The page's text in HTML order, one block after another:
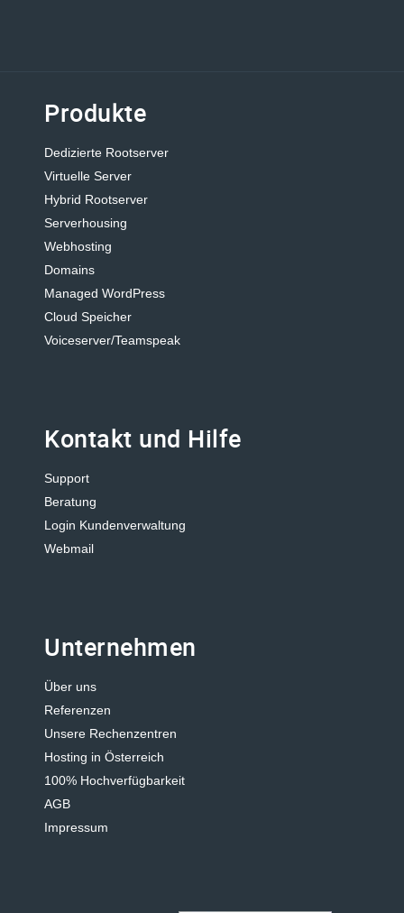
Produkte
Dedizierte Rootserver
Virtuelle Server
Hybrid Rootserver
Serverhousing
Webhosting
Domains
Managed WordPress
Cloud Speicher
Voiceserver/Teamspeak
Kontakt und Hilfe
Support
Beratung
Login Kundenverwaltung
Webmail
Unternehmen
Über uns
Referenzen
Unsere Rechenzentren
Hosting in Österreich
100% Hochverfügbarkeit
AGB
Impressum